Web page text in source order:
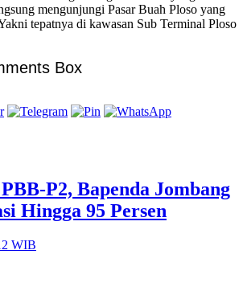
mengunjungi Pasar Buah Ploso yang
tepatnya di kawasan Sub Terminal Ploso
Box
P2, Bapenda Jombang
Hingga 95 Persen
WIB